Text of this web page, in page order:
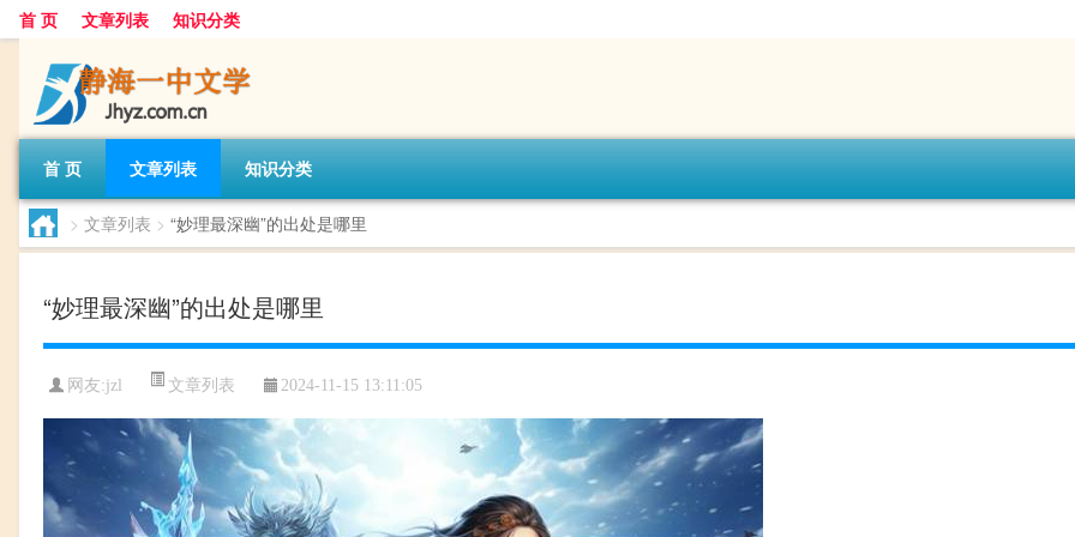
首 页 文章列表 知识分类
首 页 文章列表 知识分类
> 文章列表 > “妙理最深幽”的出处是哪里
“妙理最深幽”的出处是哪里
网友:jzl 文章列表 2024-11-15 13:11:05